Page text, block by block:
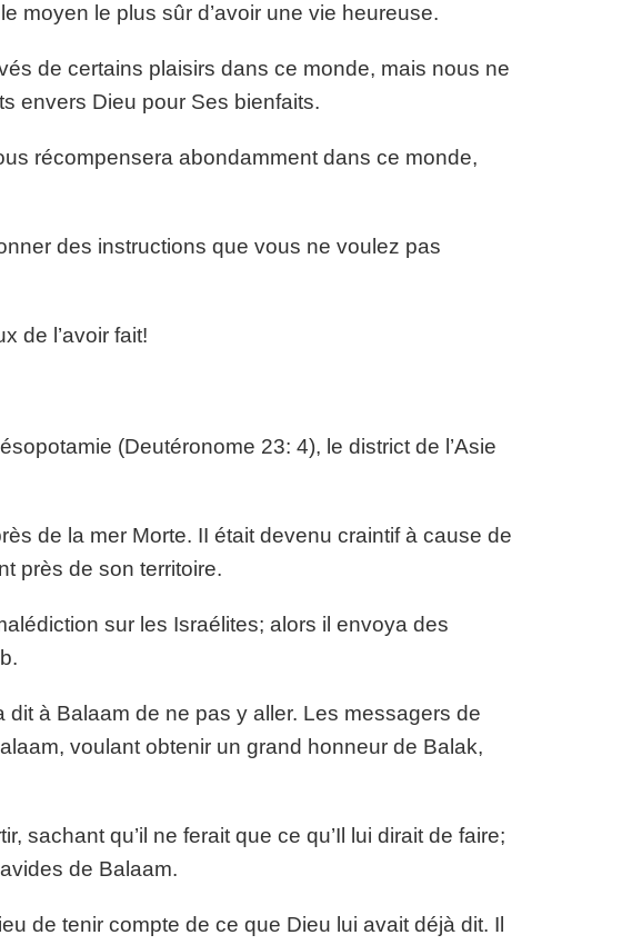
moyen le plus sûr d’avoir une vie heureuse.
de certains plaisirs dans ce monde, mais nous ne
envers Dieu pour Ses bienfaits.
récompensera abondamment dans ce monde,
des instructions que vous ne voulez pas
de l’avoir fait!
(Deutéronome 23: 4), le district de l’Asie
de la mer Morte. II était devenu craintif à cause de
près de son territoire.
sur les Israélites; alors il envoya des
à Balaam de ne pas y aller. Les messagers de
voulant obtenir un grand honneur de Balak,
sachant qu’il ne ferait que ce qu’Il lui dirait de faire;
de Balaam.
de tenir compte de ce que Dieu lui avait déjà dit. Il